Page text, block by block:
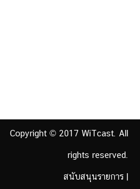
Copyright © 2017 WiTcast. All
rights reserved.
สนับสนุนรายการ |